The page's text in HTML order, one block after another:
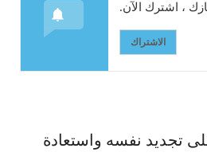
، اشترك الآن.
الاشتراك
تجديد نفسه واستعادة